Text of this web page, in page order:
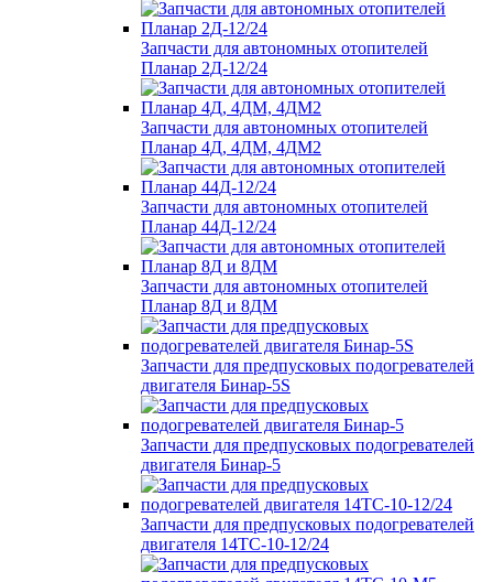
Запчасти для автономных отопителей
Планар 2Д-12/24
Запчасти для автономных отопителей
Планар 4Д, 4ДМ, 4ДМ2
Запчасти для автономных отопителей
Планар 44Д-12/24
Запчасти для автономных отопителей
Планар 8Д и 8ДМ
Запчасти для предпусковых подогревателей
двигателя Бинар-5S
Запчасти для предпусковых подогревателей
двигателя Бинар-5
Запчасти для предпусковых подогревателей
двигателя 14ТС-10-12/24